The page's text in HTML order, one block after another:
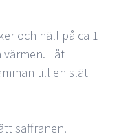
och häll på ca 1
värmen. Låt
till en slät
saffranen.